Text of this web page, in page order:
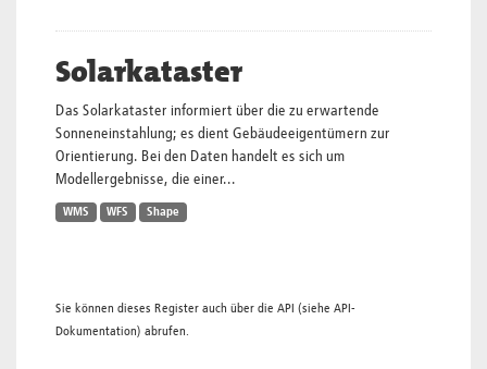
Solarkataster
Das Solarkataster informiert über die zu erwartende
Sonneneinstahlung; es dient Gebäudeeigentümern zur
Orientierung. Bei den Daten handelt es sich um
Modellergebnisse, die einer...
WMS WFS Shape
Sie können dieses Register auch über die API (siehe API-
Dokumentation) abrufen.